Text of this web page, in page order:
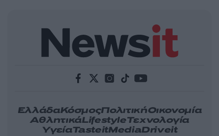
ΕλλάδαΚόσμοςΠολιτικήΟικονομία
ΑθλητικάLifestyleΤεχνολογία
ΥγείαTasteitMediaDriveit